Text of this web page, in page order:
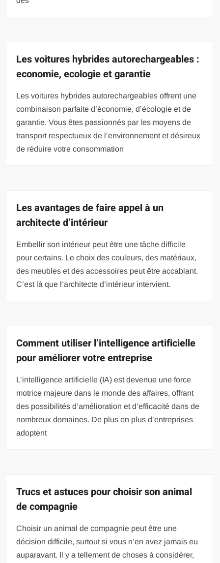
Les voitures hybrides autorechargeables :
economie, ecologie et garantie
Les voitures hybrides autorechargeables offrent une
combinaison parfaite d’économie, d’écologie et de
garantie. Vous êtes passionnés par les moyens de
transport respectueux de l’environnement et désireux
de réduire votre consommation
Les avantages de faire appel à un
architecte d’intérieur
Embellir son intérieur peut être une tâche difficile
pour certains. Le choix des couleurs, des matériaux,
des meubles et des accessoires peut être accablant.
C’est là que l’architecte d’intérieur intervient.
Comment utiliser l’intelligence artificielle
pour améliorer votre entreprise
L’intelligence artificielle (IA) est devenue une force
motrice majeure dans le monde des affaires, offrant
des possibilités d’amélioration et d’efficacité dans de
nombreux domaines. De plus en plus d’entreprises
adoptent
Trucs et astuces pour choisir son animal
de compagnie
Choisir un animal de compagnie peut être une
décision difficile, surtout si vous n’en avez jamais eu
auparavant. Il y a tellement de choses à considérer,